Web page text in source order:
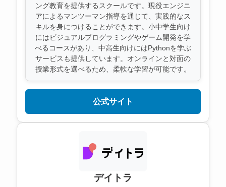
ング教育を提供するスクールです。現役エンジニ
アによるマンツーマン指導を通じて、実践的なス
キルを身につけることができます。小中学生向け
にはビジュアルプログラミングやゲーム開発を学
べるコースがあり、中高生向けにはPythonを学ぶ
サービスも提供しています。オンラインと対面の
授業形式を選べるため、柔軟な学習が可能です。
公式サイト
デイトラ